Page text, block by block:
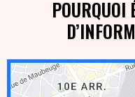
POURQUOI